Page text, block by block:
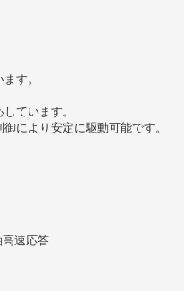
す。
ています。
により安定に駆動可能です。
速応答